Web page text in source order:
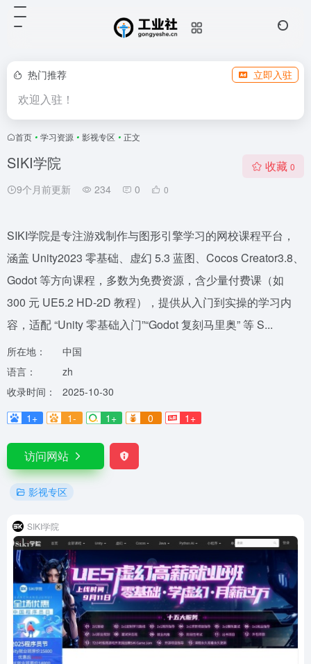
热门推荐 立即入驻
欢迎入驻！
首页 • 学习资源 • 影视专区 • 正文
SIKI学院
9个月前更新 234 0 0
收藏 0
SIKI学院是专注游戏制作与图形引擎学习的网校课程平台，
涵盖 Unity2023 零基础、虚幻 5.3 蓝图、Cocos Creator3.8、
Godot 等方向课程，多数为免费资源，含少量付费课（如
300 元 UE5.2 HD-2D 教程），提供从入门到实操的学习内
容，适配 “Unity 零基础入门”“Godot 复刻马里奥” 等 S...
所在地：
中国
语言：
zh
收录时间：
2025-10-30
1+
1- 1+ 0 1+
访问网站
影视专区
SIKI学院